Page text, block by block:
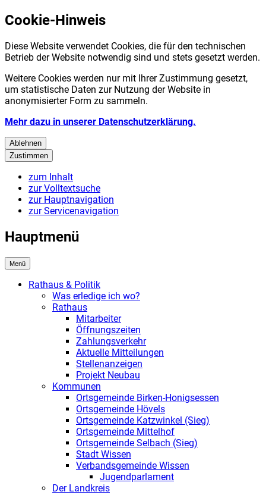
Cookie-Hinweis
Diese Website verwendet Cookies, die für den technischen
Betrieb der Website notwendig sind und stets gesetzt werden.
Weitere Cookies werden nur mit Ihrer Zustimmung gesetzt,
um statistische Daten zur Nutzung der Website in
anonymisierter Form zu sammeln.
Mehr dazu in unserer Datenschutzerklärung.
Ablehnen
Zustimmen
zum Inhalt
zur Volltextsuche
zur Hauptnavigation
zur Servicenavigation
Hauptmenü
Menü
Rathaus & Politik
Was erledige ich wo?
Rathaus
Mitarbeiter
Öffnungszeiten
Zahlungsverkehr
Aktuelle Mitteilungen
Stellenanzeigen
Projekt Neubau
Kommunen
Ortsgemeinde Birken-Honigsessen
Ortsgemeinde Hövels
Ortsgemeinde Katzwinkel (Sieg)
Ortsgemeinde Mittelhof
Ortsgemeinde Selbach (Sieg)
Stadt Wissen
Verbandsgemeinde Wissen
Jugendparlament
Der Landkreis